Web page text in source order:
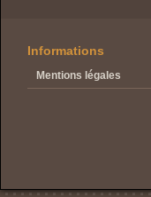
Informations
Mentions légales